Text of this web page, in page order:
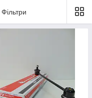
Фільтри